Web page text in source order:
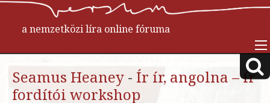
a nemzetközi líra online fóruma
Seamus Heaney - Ír ír, angolna – ír
fordítói workshop